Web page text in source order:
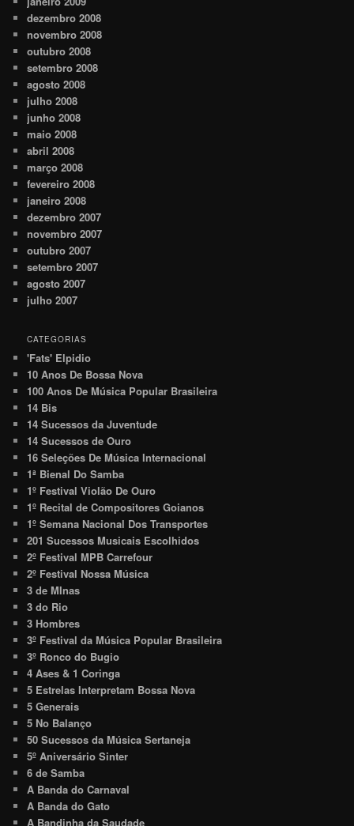
dezembro 2008
novembro 2008
outubro 2008
setembro 2008
agosto 2008
julho 2008
junho 2008
maio 2008
abril 2008
março 2008
fevereiro 2008
janeiro 2008
dezembro 2007
novembro 2007
outubro 2007
setembro 2007
agosto 2007
julho 2007
CATEGORIAS
'Fats' Elpidio
10 Anos De Bossa Nova
100 Anos De Música Popular Brasileira
14 Bis
14 Sucessos da Juventude
14 Sucessos de Ouro
16 Seleções De Música Internacional
1ª Bienal Do Samba
1º Festival Violão De Ouro
1º Recital de Compositores Goianos
1º Semana Nacional Dos Transportes
201 Sucessos Musicais Escolhidos
2º Festival MPB Carrefour
2º Festival Nossa Música
3 de MInas
3 do Rio
3 Hombres
3º Festival da Música Popular Brasileira
3º Ronco do Bugio
4 Ases & 1 Coringa
5 Estrelas Interpretam Bossa Nova
5 Generais
5 No Balanço
50 Sucessos da Música Sertaneja
5º Aniversário Sinter
6 de Samba
A Banda do Carnaval
A Banda do Gato
A Bandinha da Saudade